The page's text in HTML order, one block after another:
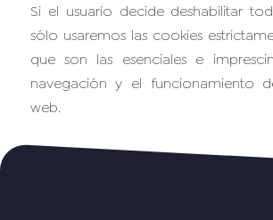
Si el usuario decide deshabilitar
sólo usaremos las cookies
que son las esenciales e
navegación y el funcionamiento
web.